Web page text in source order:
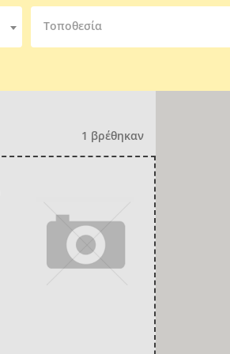
Τοποθεσία
1 βρέθηκαν